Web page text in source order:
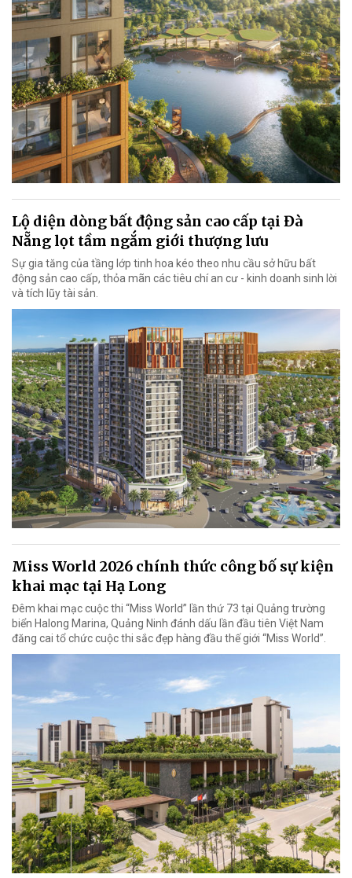
Lộ diện dòng bất động sản cao cấp tại Đà
Nẵng lọt tầm ngắm giới thượng lưu
Sự gia tăng của tầng lớp tinh hoa kéo theo nhu cầu sở hữu bất
động sản cao cấp, thỏa mãn các tiêu chí an cư - kinh doanh sinh lời
và tích lũy tài sản.
Miss World 2026 chính thức công bố sự kiện
khai mạc tại Hạ Long
Đêm khai mạc cuộc thi “Miss World” lần thứ 73 tại Quảng trường
biển Halong Marina, Quảng Ninh đánh dấu lần đầu tiên Việt Nam
đăng cai tổ chức cuộc thi sắc đẹp hàng đầu thế giới “Miss World”.